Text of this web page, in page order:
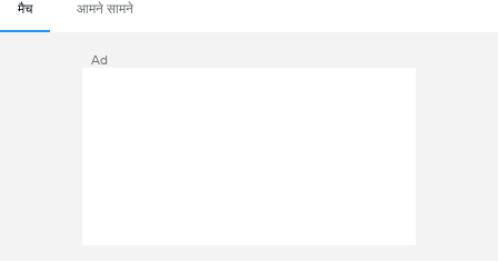
मैच आमने सामने
Ad